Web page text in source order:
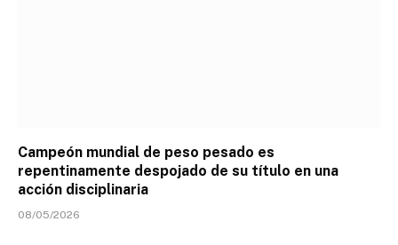
Campeón mundial de peso pesado es
repentinamente despojado de su título en una
acción disciplinaria
08/05/2026